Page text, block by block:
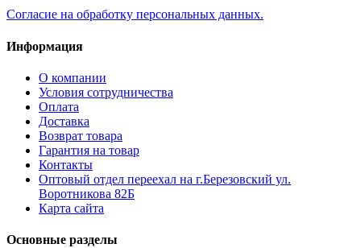
Согласие на обработку персональных данных.
Информация
О компании
Условия сотрудничества
Оплата
Доставка
Возврат товара
Гарантия на товар
Контакты
Оптовый отдел переехал на г.Березовский ул.
Воротникова 82Б
Карта сайта
Основные разделы